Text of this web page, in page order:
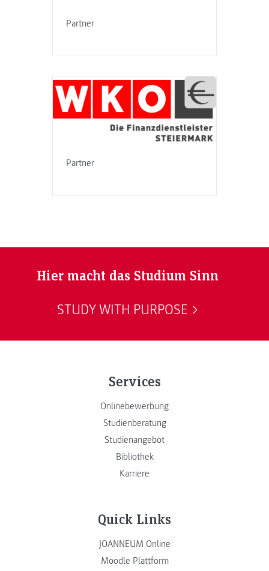
Partner
Partner
Hier macht das Studium Sinn
STUDY WITH PURPOSE
Services
Onlinebewerbung
Studienberatung
Studienangebot
Bibliothek
Karriere
Quick Links
JOANNEUM Online
Moodle Plattform